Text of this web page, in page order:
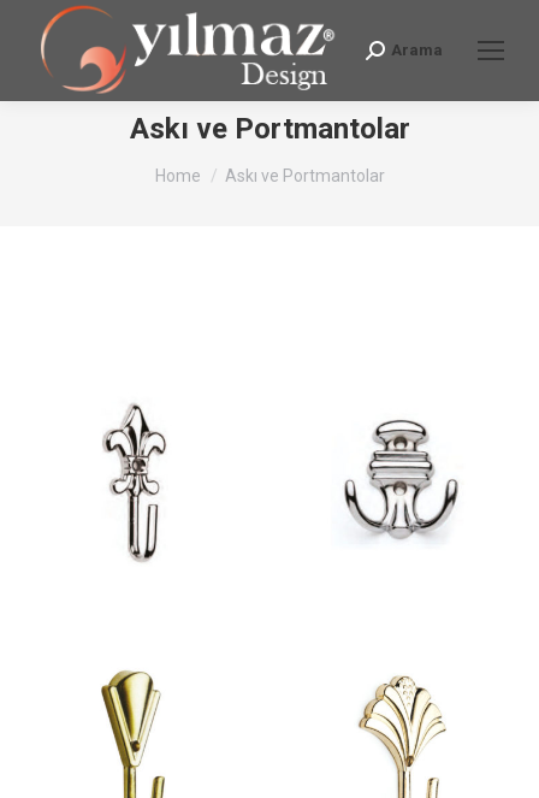
Search:
Arama
Askı ve Portmantolar
You are here:
Home Askı ve Portmantolar